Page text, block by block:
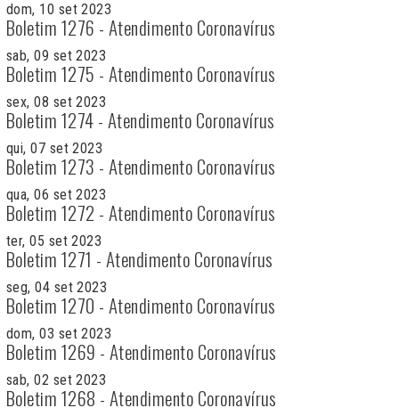
dom, 10 set 2023
Boletim 1276 - Atendimento Coronavírus
sab, 09 set 2023
Boletim 1275 - Atendimento Coronavírus
sex, 08 set 2023
Boletim 1274 - Atendimento Coronavírus
qui, 07 set 2023
Boletim 1273 - Atendimento Coronavírus
qua, 06 set 2023
Boletim 1272 - Atendimento Coronavírus
ter, 05 set 2023
Boletim 1271 - Atendimento Coronavírus
seg, 04 set 2023
Boletim 1270 - Atendimento Coronavírus
dom, 03 set 2023
Boletim 1269 - Atendimento Coronavírus
sab, 02 set 2023
Boletim 1268 - Atendimento Coronavírus